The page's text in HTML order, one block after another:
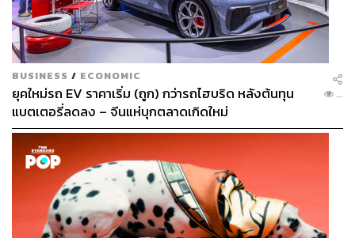
BUSINESS / ECONOMIC
ยุคใหม่รถ EV ราคาเริ่ม (ถูก) กว่ารถไฮบริด หลังต้นทุน
แบตเตอรี่ลดลง – จีนแห่บุกตลาดเกิดใหม่
...